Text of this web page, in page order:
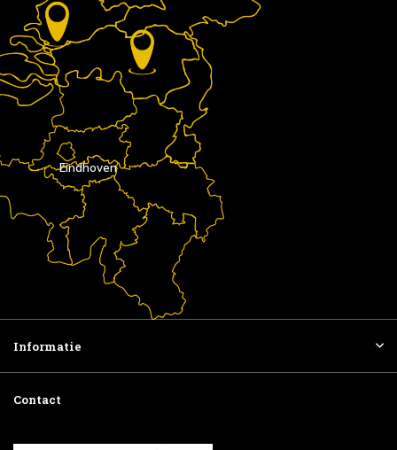
Eindhoven
Informatie
Contact